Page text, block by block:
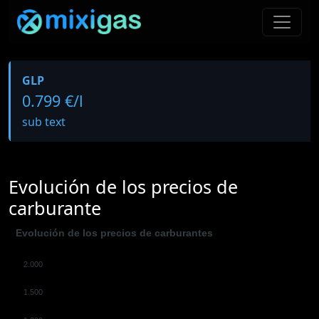
GLP
0.799 €/l
sub text
Evolución de los precios de
carburante
Evolución de los precios de carburantes
2.000
1.500